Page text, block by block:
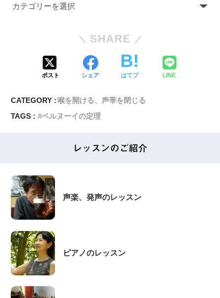
SHARE
ポスト シェア はてブ LINE
CATEGORY : 喉を開ける、声帯を閉じる
TAGS :
ベルヌーイの定理
レッスンのご紹介
声楽、発声のレッスン
ピアノのレッスン